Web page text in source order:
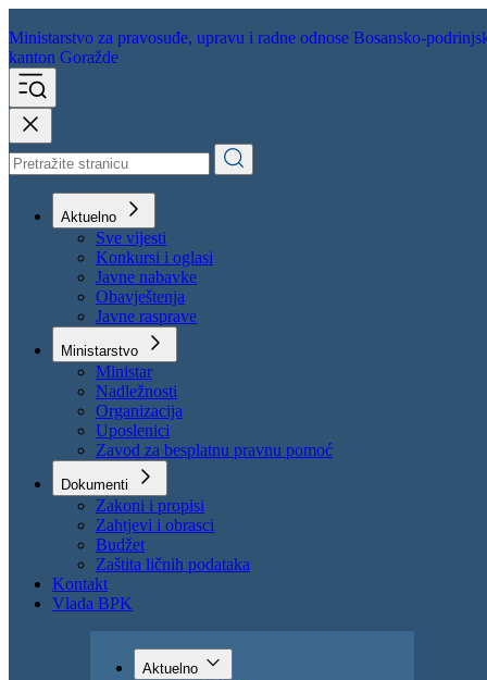
Ministarstvo za pravosuđe,
kanton Goražde
Aktuelno
Sve vijesti
Konkursi i oglasi
Javne nabavke
Obavještenja
Javne rasprave
Ministarstvo
Ministar
Nadležnosti
Organizacija
Uposlenici
Zavod za besplatnu pravnu pomoć
Dokumenti
Zakoni i propisi
Zahtjevi i obrasci
Budžet
Vlada BPK